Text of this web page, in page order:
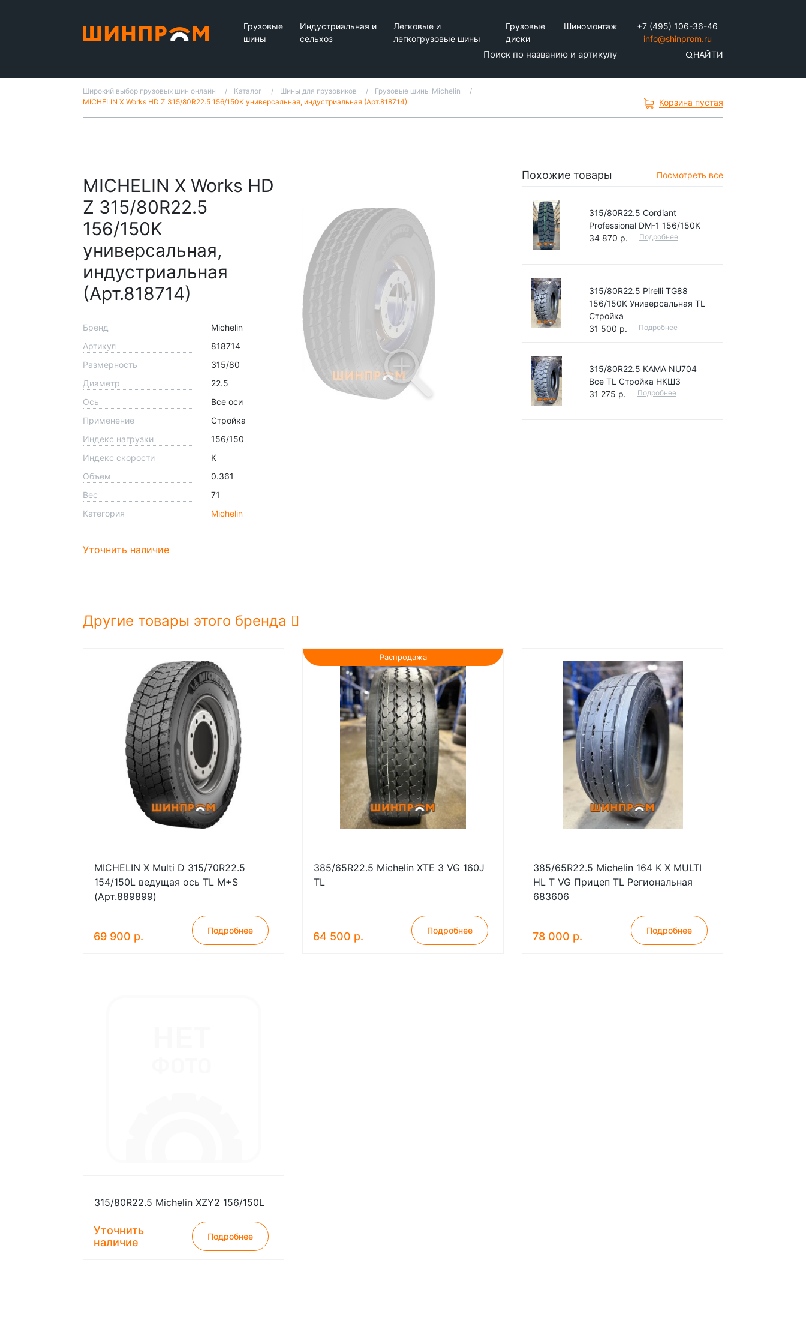
Грузовые
шины
Индустриальная и
сельхоз
Легковые и
легкогрузовые шины
Грузовые
диски
Шиномонтаж
+7 (495) 106-36-46
info@shinprom.ru
НАЙТИ
Широкий выбор грузовых шин онлайн Каталог Шины для грузовиков
Грузовые шины Michelin
MICHELIN X Works HD Z 315/80R22.5 156/150K универсальная, индустриальная (Арт.818714)
Корзина пустая
MICHELIN X Works HD
Z 315/80R22.5
156/150K
универсальная,
индустриальная
(Арт.818714)
Бренд
Michelin
Артикул
818714
Размерность
315/80
Диаметр
22.5
Ось
Все оси
Применение
Стройка
Индекс нагрузки
156/150
Индекс скорости
K
Объем
0.361
Вес
71
Категория
Michelin
Уточнить наличие
Похожие товары Посмотреть все
315/80R22.5 Cordiant
Professional DM-1 156/150K
34 870 р.
Подробнее
315/80R22.5 Pirelli TG88
156/150K Универсальная TL
Стройка
31 500 р.
Подробнее
315/80R22.5 КАМА NU704
Все TL Стройка НКШЗ
31 275 р.
Подробнее
Другие товары этого бренда
MICHELIN X Multi D 315/70R22.5
154/150L ведущая ось TL M+S
(Арт.889899)
69 900 р. Подробнее
Распродажа
385/65R22.5 Michelin XTE 3 VG 160J
TL
64 500 р. Подробнее
385/65R22.5 Michelin 164 K X MULTI
HL T VG Прицеп TL Региональная
683606
78 000 р. Подробнее
315/80R22.5 Michelin XZY2 156/150L
Уточнить
наличие
Подробнее